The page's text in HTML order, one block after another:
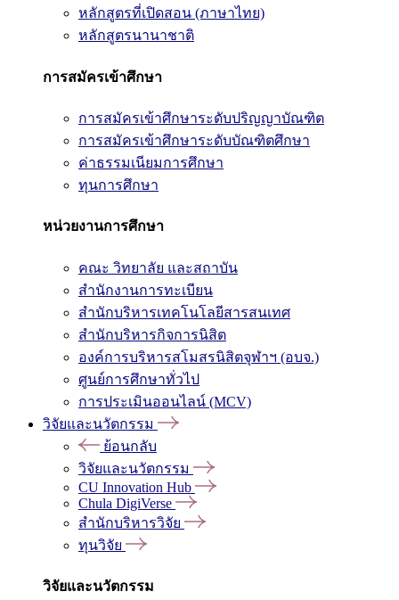
หลักสูตรที่เปิดสอน (ภาษาไทย)
หลักสูตรนานาชาติ
การสมัครเข้าศึกษา
การสมัครเข้าศึกษาระดับปริญญาบัณฑิต
การสมัครเข้าศึกษาระดับบัณฑิตศึกษา
ค่าธรรมเนียมการศึกษา
ทุนการศึกษา
หน่วยงานการศึกษา
คณะ วิทยาลัย และสถาบัน
สำนักงานการทะเบียน
สำนักบริหารเทคโนโลยีสารสนเทศ
สำนักบริหารกิจการนิสิต
องค์การบริหารสโมสรนิสิตจุฬาฯ (อบจ.)
ศูนย์การศึกษาทั่วไป
การประเมินออนไลน์ (MCV)
วิจัยและนวัตกรรม
ย้อนกลับ
วิจัยและนวัตกรรม
CU Innovation Hub
Chula DigiVerse
สำนักบริหารวิจัย
ทุนวิจัย
วิจัยและนวัตกรรม